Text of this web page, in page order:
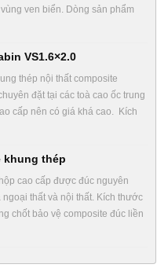
ven biển. Dòng sản phẩm
VS1.6×2.0
thép nội thất composite
đặt tại các toà cao ốc trung
cấp nên có giá khá cao. Kích
khung thép
cao cấp được đúc nguyên
ngoại thất và nội thất. Kích thước
chốt bảo vệ composite đúc liền